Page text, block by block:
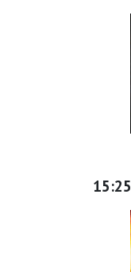
15:25